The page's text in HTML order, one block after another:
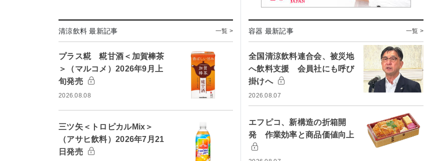
清涼飲料 最新記事 一覧 >
プラス糀 糀甘酒＜加賀棒茶
＞（マルコメ）2026年9月上
旬発売
2026.08.08
三ツ矢＜トロピカルMix＞
（アサヒ飲料）2026年7月21
日発売
容器 最新記事 一覧 >
全国清涼飲料連合会、被災地
へ飲料支援 会員社にも呼び
掛けへ
2026.08.07
エフピコ、新構造の折箱開
発 作業効率と商品価値向上